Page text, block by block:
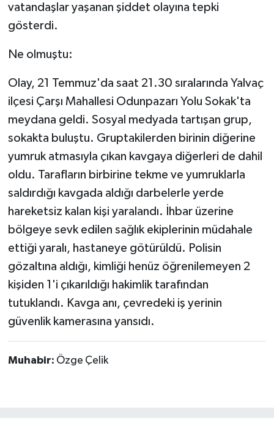
vatandaşlar yaşanan şiddet olayına tepki
gösterdi.
Ne olmuştu:
Olay, 21 Temmuz'da saat 21.30 sıralarında Yalvaç
ilçesi Çarşı Mahallesi Odunpazarı Yolu Sokak'ta
meydana geldi. Sosyal medyada tartışan grup,
sokakta buluştu. Gruptakilerden birinin diğerine
yumruk atmasıyla çıkan kavgaya diğerleri de dahil
oldu. Tarafların birbirine tekme ve yumruklarla
saldırdığı kavgada aldığı darbelerle yerde
hareketsiz kalan kişi yaralandı. İhbar üzerine
bölgeye sevk edilen sağlık ekiplerinin müdahale
ettiği yaralı, hastaneye götürüldü. Polisin
gözaltına aldığı, kimliği henüz öğrenilemeyen 2
kişiden 1'i çıkarıldığı hakimlik tarafından
tutuklandı. Kavga anı, çevredeki iş yerinin
güvenlik kamerasına yansıdı.
Muhabir: Özge Çelik
Yerel